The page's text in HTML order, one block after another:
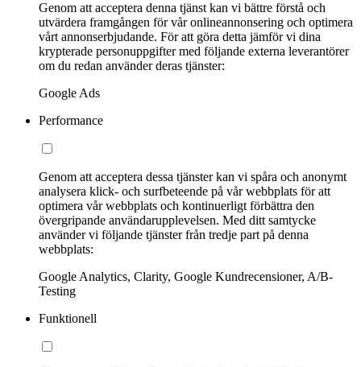
Genom att acceptera denna tjänst kan vi bättre förstå och
utvärdera framgången för vår onlineannonsering och optimera
vårt annonserbjudande. För att göra detta jämför vi dina
krypterade personuppgifter med följande externa leverantörer
om du redan använder deras tjänster:
Google Ads
Performance
Genom att acceptera dessa tjänster kan vi spåra och anonymt
analysera klick- och surfbeteende på vår webbplats för att
optimera vår webbplats och kontinuerligt förbättra den
övergripande användarupplevelsen. Med ditt samtycke
använder vi följande tjänster från tredje part på denna
webbplats:
Google Analytics, Clarity, Google Kundrecensioner, A/B-
Testing
Funktionell